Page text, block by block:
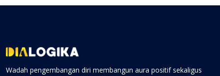
Wadah pengembangan diri membangun aura positif sekaligus